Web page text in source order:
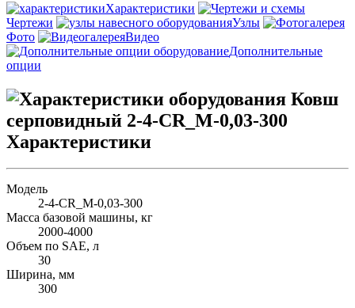
Характеристики
Чертежи
Узлы
Фото
Видео
Дополнительные
опции
Характеристики
Модель
2-4-СR_M-0,03-300
Масса базовой машины, кг
2000-4000
Объем по SAE, л
30
Ширина, мм
300